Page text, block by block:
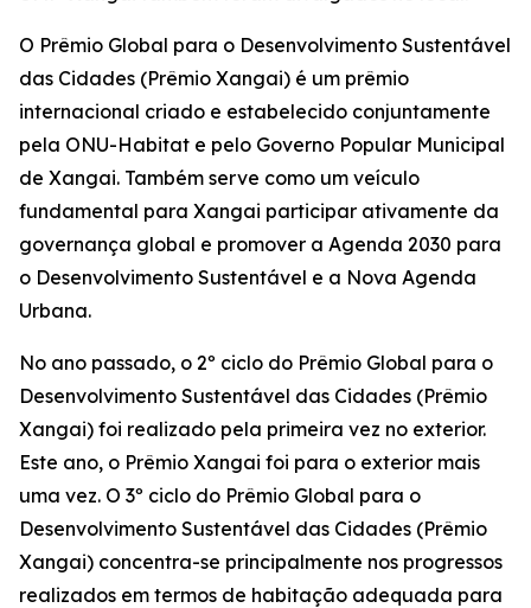
O Prêmio Global para o Desenvolvimento Sustentável
das Cidades (Prêmio Xangai) é um prêmio
internacional criado e estabelecido conjuntamente
pela ONU-Habitat e pelo Governo Popular Municipal
de Xangai. Também serve como um veículo
fundamental para Xangai participar ativamente da
governança global e promover a Agenda 2030 para
o Desenvolvimento Sustentável e a Nova Agenda
Urbana.
No ano passado, o 2º ciclo do Prêmio Global para o
Desenvolvimento Sustentável das Cidades (Prêmio
Xangai) foi realizado pela primeira vez no exterior.
Este ano, o Prêmio Xangai foi para o exterior mais
uma vez. O 3º ciclo do Prêmio Global para o
Desenvolvimento Sustentável das Cidades (Prêmio
Xangai) concentra-se principalmente nos progressos
realizados em termos de habitação adequada para